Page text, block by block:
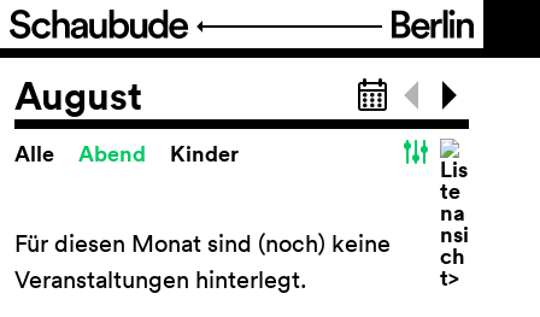
Programm
Spielplan
FIGURE IT OUT
Festival Theater der Dinge
August
Alle Abend Kinder
Spielplan
Für diesen Monat sind (noch) keine
Veranstaltungen hinterlegt.